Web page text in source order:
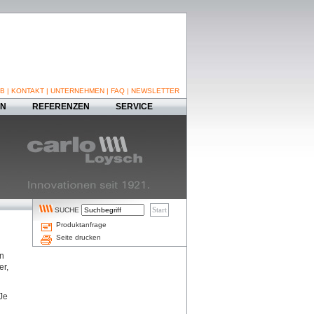
| KONTAKT | UNTERNEHMEN | FAQ | NEWSLETTER
REFERENZEN
SERVICE
SUCHE
Produktanfrage
Seite drucken